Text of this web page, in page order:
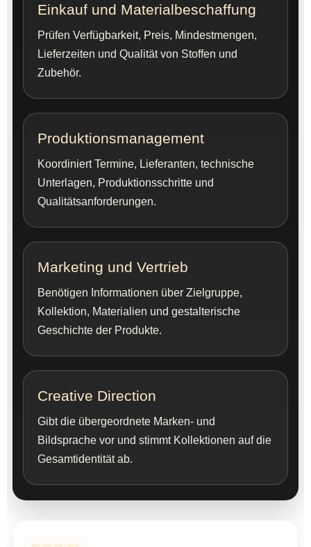
Einkauf und Materialbeschaffung
Prüfen Verfügbarkeit, Preis, Mindestmengen,
Lieferzeiten und Qualität von Stoffen und
Zubehör.
Produktionsmanagement
Koordiniert Termine, Lieferanten, technische
Unterlagen, Produktionsschritte und
Qualitätsanforderungen.
Marketing und Vertrieb
Benötigen Informationen über Zielgruppe,
Kollektion, Materialien und gestalterische
Geschichte der Produkte.
Creative Direction
Gibt die übergeordnete Marken- und
Bildsprache vor und stimmt Kollektionen auf die
Gesamtidentität ab.